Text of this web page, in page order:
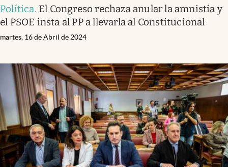
Política. El Congreso rechaza anular la amnistía y
el PSOE insta al PP a llevarla al Constitucional
martes, 16 de Abril de 2024